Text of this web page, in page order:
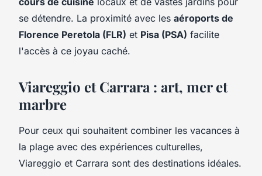
se détendre. La proximité avec les aéroports de
Florence Peretola (FLR) et Pisa (PSA) facilite
l'accès à ce joyau caché.
Viareggio et Carrara : art, mer et
marbre
Pour ceux qui souhaitent combiner les vacances à
la plage avec des expériences culturelles,
Viareggio et Carrara sont des destinations idéales.